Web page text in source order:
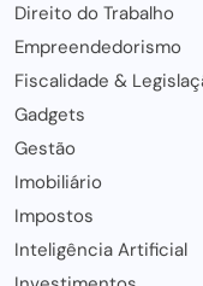
Direito do Trabalho
Empreendedorismo
Fiscalidade &
Gadgets
Gestão
Imobiliário
Impostos
Inteligência Artificial